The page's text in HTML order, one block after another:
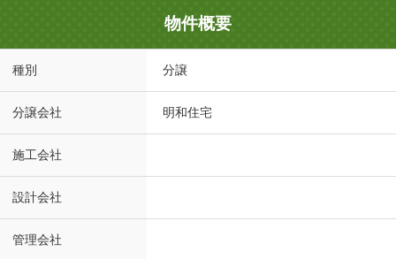
物件概要
種別 分譲
分譲会社 明和住宅
施工会社
設計会社
管理会社